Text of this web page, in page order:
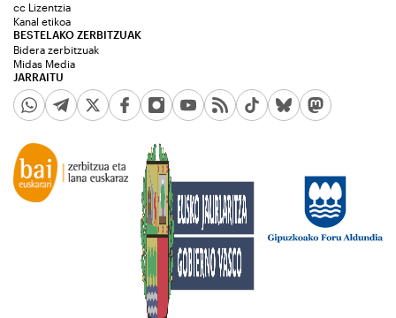
JARRAITU
cc Lizentzia
Kanal etikoa
BESTELAKO ZERBITZUAK
Bidera zerbitzuak
Midas Media